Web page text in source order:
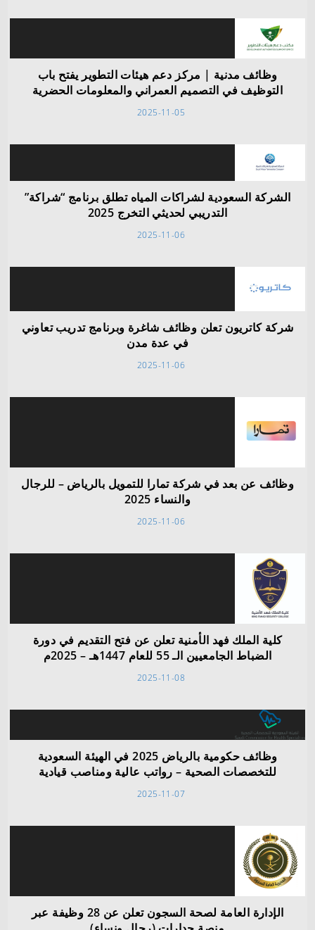
وظائف مدنية | مركز دعم هيئات التطوير يفتح باب
التوظيف في التصميم العمراني والمعلومات الحضرية
2025-11-05
الشركة السعودية لشراكات المياه تطلق برنامج “شراكة”
التدريبي لحديثي التخرج 2025
2025-11-06
شركة كاتريون تعلن وظائف شاغرة وبرنامج تدريب تعاوني
في عدة مدن
2025-11-06
وظائف عن بعد في شركة تمارا للتمويل بالرياض – للرجال
والنساء 2025
2025-11-06
كلية الملك فهد الأمنية تعلن عن فتح التقديم في دورة
الضباط الجامعيين الـ 55 للعام 1447هـ – 2025م
2025-11-08
وظائف حكومية بالرياض 2025 في الهيئة السعودية
للتخصصات الصحية – رواتب عالية ومناصب قيادية
2025-11-07
الإدارة العامة لصحة السجون تعلن عن 28 وظيفة عبر